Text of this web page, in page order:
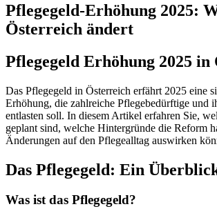
Pflegegeld-Erhöhung 2025:
Österreich ändert
Pflegegeld Erhöhung 2025 in
Das Pflegegeld in Österreich erfährt 2025 eine
Erhöhung, die zahlreiche Pflegebedürftige und
entlasten soll. In diesem Artikel erfahren Sie,
geplant sind, welche Hintergründe die Reform
Änderungen auf den Pflegealltag auswirken
Das Pflegegeld: Ein
Was ist das Pflegegeld?